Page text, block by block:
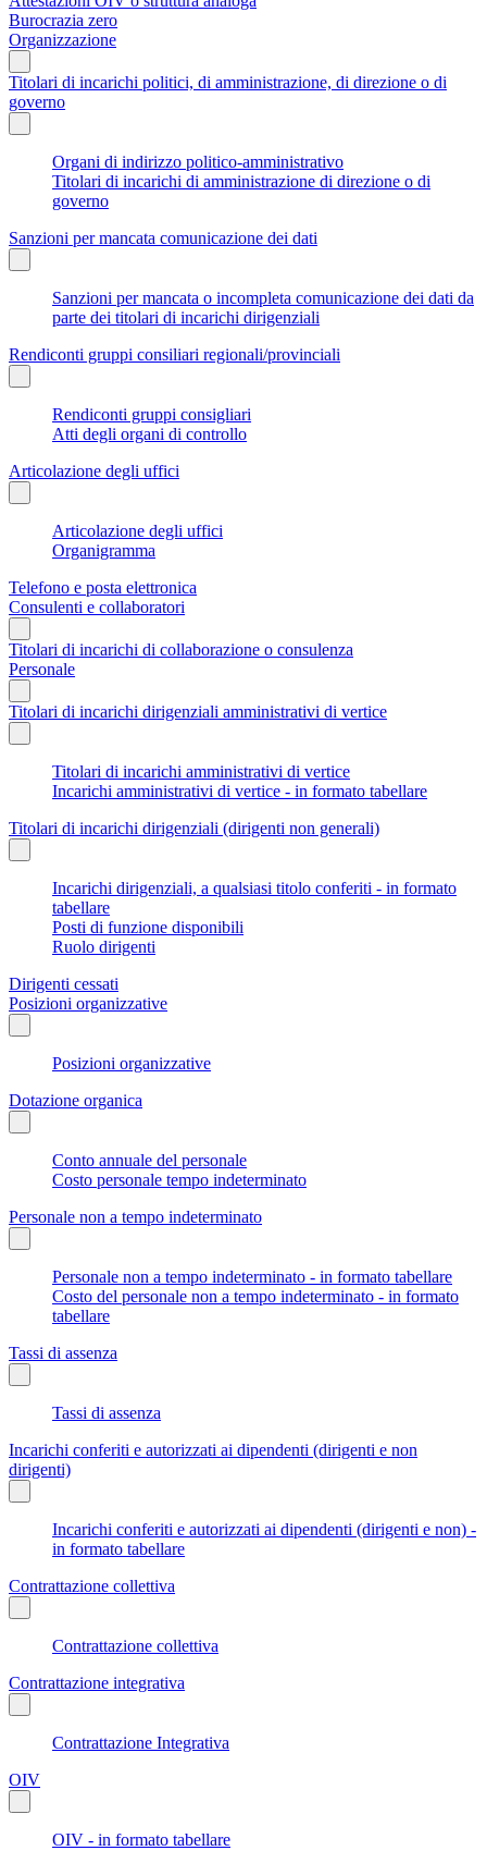
Burocrazia zero
Organizzazione
Titolari di incarichi politici, di amministrazione, di direzione o di
governo
Organi di indirizzo politico-amministrativo
Titolari di incarichi di amministrazione di direzione o di
governo
Sanzioni per mancata comunicazione dei dati
Sanzioni per mancata o incompleta comunicazione dei dati da
parte dei titolari di incarichi dirigenziali
Rendiconti gruppi consiliari regionali/provinciali
Rendiconti gruppi consigliari
Atti degli organi di controllo
Articolazione degli uffici
Articolazione degli uffici
Organigramma
Telefono e posta elettronica
Consulenti e collaboratori
Titolari di incarichi di collaborazione o consulenza
Personale
Titolari di incarichi dirigenziali amministrativi di vertice
Titolari di incarichi amministrativi di vertice
Incarichi amministrativi di vertice - in formato tabellare
Titolari di incarichi dirigenziali (dirigenti non generali)
Incarichi dirigenziali, a qualsiasi titolo conferiti - in formato
tabellare
Posti di funzione disponibili
Ruolo dirigenti
Dirigenti cessati
Posizioni organizzative
Posizioni organizzative
Dotazione organica
Conto annuale del personale
Costo personale tempo indeterminato
Personale non a tempo indeterminato
Personale non a tempo indeterminato - in formato tabellare
Costo del personale non a tempo indeterminato - in formato
tabellare
Tassi di assenza
Tassi di assenza
Incarichi conferiti e autorizzati ai dipendenti (dirigenti e non
dirigenti)
Incarichi conferiti e autorizzati ai dipendenti (dirigenti e non) -
in formato tabellare
Contrattazione collettiva
Contrattazione collettiva
Contrattazione integrativa
Contrattazione Integrativa
OIV
OIV - in formato tabellare